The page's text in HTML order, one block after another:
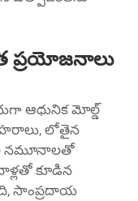
ప్రయోజనాలు
ఆధునిక మోల్డ్
లోతైన
నమూనాలతో
కూడిన
సాంప్రదాయ